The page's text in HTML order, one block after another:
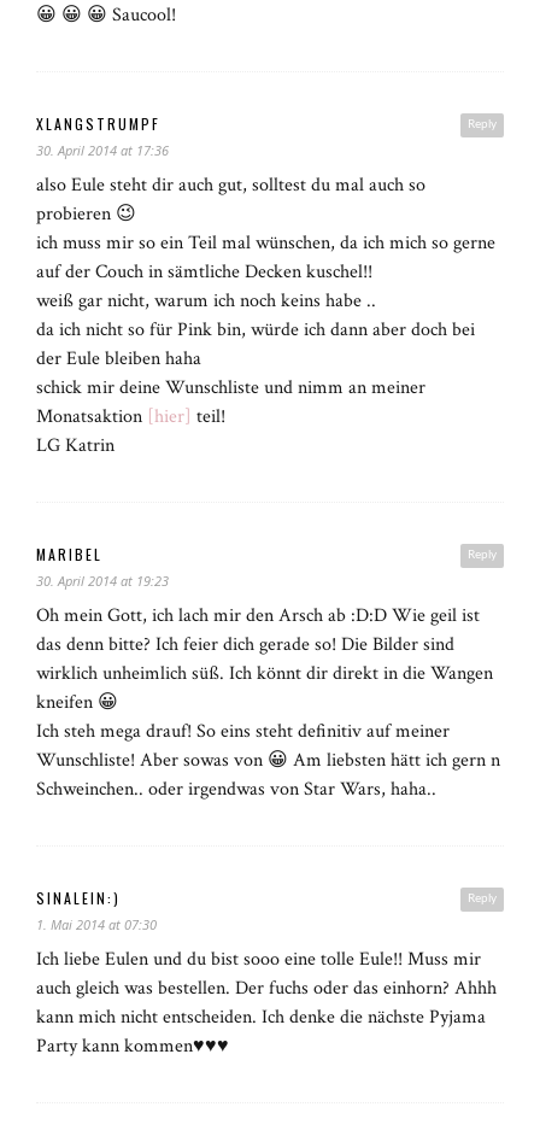
😀 😀 😀 Saucool!
Reply
XLANGSTRUMPF
30. April 2014 at 17:36
also Eule steht dir auch gut, solltest du mal auch so
probieren 😉
ich muss mir so ein Teil mal wünschen, da ich mich so gerne
auf der Couch in sämtliche Decken kuschel!!
weiß gar nicht, warum ich noch keins habe ..
da ich nicht so für Pink bin, würde ich dann aber doch bei
der Eule bleiben haha
schick mir deine Wunschliste und nimm an meiner
Monatsaktion [hier] teil!
LG Katrin
Reply
MARIBEL
30. April 2014 at 19:23
Oh mein Gott, ich lach mir den Arsch ab :D:D Wie geil ist
das denn bitte? Ich feier dich gerade so! Die Bilder sind
wirklich unheimlich süß. Ich könnt dir direkt in die Wangen
kneifen 😀
Ich steh mega drauf! So eins steht definitiv auf meiner
Wunschliste! Aber sowas von 😀 Am liebsten hätt ich gern n
Schweinchen.. oder irgendwas von Star Wars, haha..
Reply
SINALEIN:)
1. Mai 2014 at 07:30
Ich liebe Eulen und du bist sooo eine tolle Eule!! Muss mir
auch gleich was bestellen. Der fuchs oder das einhorn? Ahhh
kann mich nicht entscheiden. Ich denke die nächste Pyjama
Party kann kommen♥♥♥